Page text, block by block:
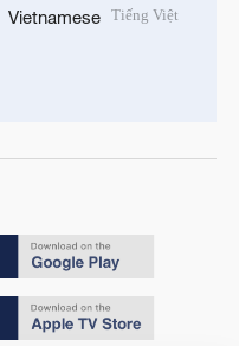
Vietnamese Tiếng Việt